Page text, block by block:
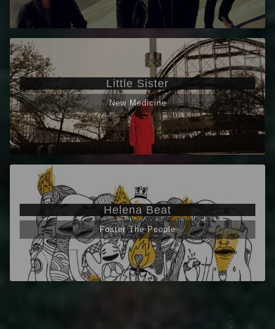
Little Sister
New Medicine
Helena Beat
Foster The People